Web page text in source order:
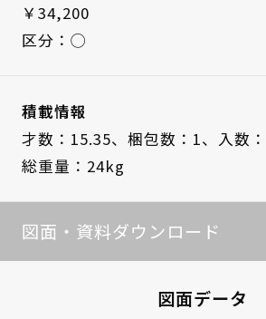
￥34,200
区分：◯
積載情報
才数：15.35、 梱包数：1、
入数：
総重量：24kg
図面・資料ダウンロード
図面データ